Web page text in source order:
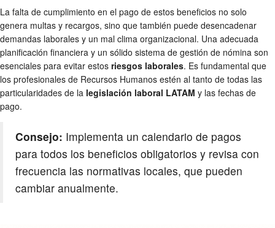
La falta de cumplimiento en el pago de estos beneficios no solo
genera multas y recargos, sino que también puede desencadenar
demandas laborales y un mal clima organizacional. Una adecuada
planificación financiera y un sólido sistema de gestión de nómina son
esenciales para evitar estos riesgos laborales. Es fundamental que
los profesionales de Recursos Humanos estén al tanto de todas las
particularidades de la legislación laboral LATAM y las fechas de
pago.
Consejo: Implementa un calendario de pagos
para todos los beneficios obligatorios y revisa con
frecuencia las normativas locales, que pueden
cambiar anualmente.